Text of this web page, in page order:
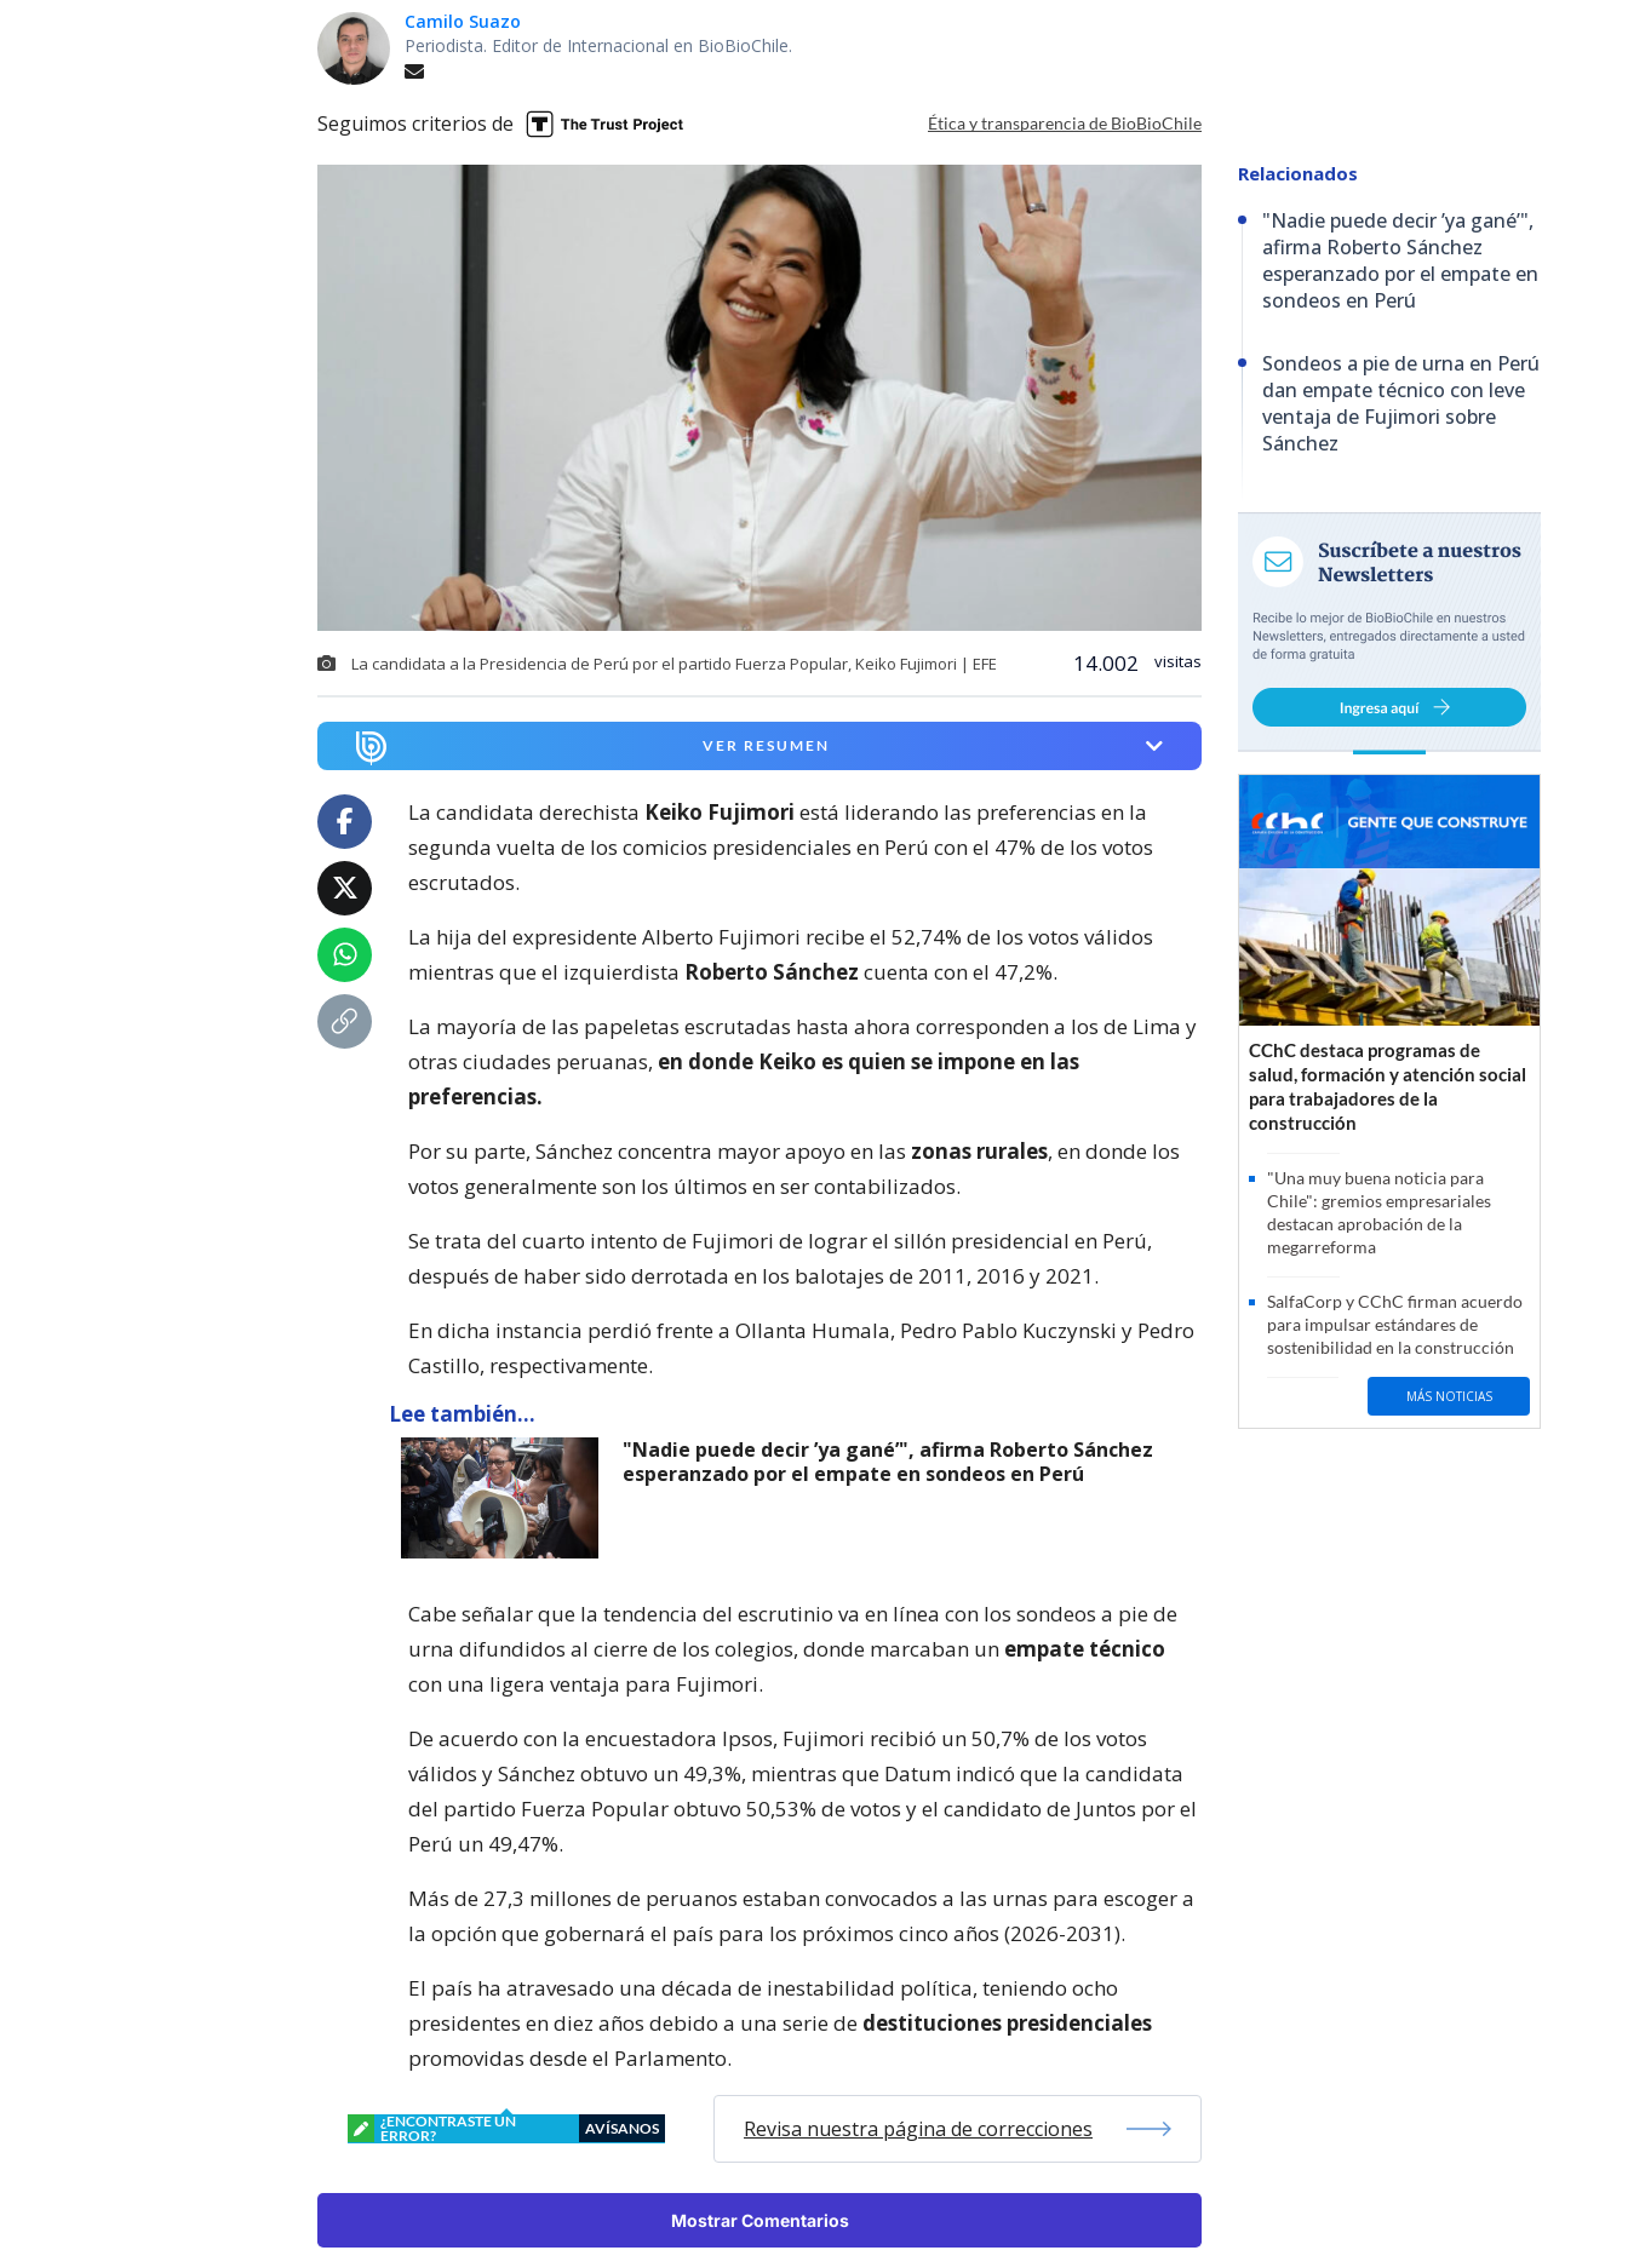
Camilo Suazo
Periodista. Editor de Internacional en BioBioChile.
Seguimos criterios de Ética y transparencia de BioBioChile
La candidata a la Presidencia de Perú por el partido Fuerza Popular, Keiko Fujimori | EFE 14.002 visitas
VER RESUMEN
La candidata derechista Keiko Fujimori está liderando las preferencias en la
segunda vuelta de los comicios presidenciales en Perú con el 47% de los votos
escrutados.
La hija del expresidente Alberto Fujimori recibe el 52,74% de los votos válidos
mientras que el izquierdista Roberto Sánchez cuenta con el 47,2%.
La mayoría de las papeletas escrutadas hasta ahora corresponden a los de Lima y
otras ciudades peruanas, en donde Keiko es quien se impone en las
preferencias.
Por su parte, Sánchez concentra mayor apoyo en las zonas rurales, en donde los
votos generalmente son los últimos en ser contabilizados.
Se trata del cuarto intento de Fujimori de lograr el sillón presidencial en Perú,
después de haber sido derrotada en los balotajes de 2011, 2016 y 2021.
En dicha instancia perdió frente a Ollanta Humala, Pedro Pablo Kuczynski y Pedro
Castillo, respectivamente.
Lee también...
"Nadie puede decir ’ya gané’", afirma Roberto Sánchez
esperanzado por el empate en sondeos en Perú
Cabe señalar que la tendencia del escrutinio va en línea con los sondeos a pie de
urna difundidos al cierre de los colegios, donde marcaban un empate técnico
con una ligera ventaja para Fujimori.
De acuerdo con la encuestadora Ipsos, Fujimori recibió un 50,7% de los votos
válidos y Sánchez obtuvo un 49,3%, mientras que Datum indicó que la candidata
del partido Fuerza Popular obtuvo 50,53% de votos y el candidato de Juntos por el
Perú un 49,47%.
Más de 27,3 millones de peruanos estaban convocados a las urnas para escoger a
la opción que gobernará el país para los próximos cinco años (2026-2031).
El país ha atravesado una década de inestabilidad política, teniendo ocho
presidentes en diez años debido a una serie de destituciones presidenciales
promovidas desde el Parlamento.
¿ENCONTRASTE UN
ERROR?
AVÍSANOS Revisa nuestra página de correcciones
Mostrar Comentarios
Relacionados
"Nadie puede decir ’ya gané’",
afirma Roberto Sánchez
esperanzado por el empate en
sondeos en Perú
Sondeos a pie de urna en Perú
dan empate técnico con leve
ventaja de Fujimori sobre
Sánchez
CChC destaca programas de
salud, formación y atención social
para trabajadores de la
construcción
"Una muy buena noticia para
Chile": gremios empresariales
destacan aprobación de la
megarreforma
SalfaCorp y CChC firman acuerdo
para impulsar estándares de
sostenibilidad en la construcción
MÁS NOTICIAS